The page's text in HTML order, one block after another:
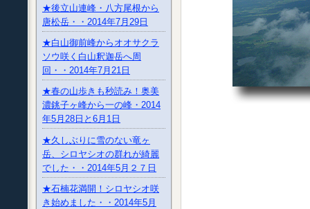
★後立山連峰・八方尾根から
唐松岳・・2014年7月29日
★白山御前峰からオオサクラ
ソウ咲く白山釈迦岳へ周
回・・2014年7月21日
★春の山歩きも秒読み！奥美
濃銚子ヶ峰から一の峰・2014
年5月28日と6月1日
★久しぶりに雪のない竜ヶ
岳、シロヤシオの群れが綺麗
でした・・2014年5月２７日
★石楠花満開！シロヤシオ咲
き始めました・・2014年5月